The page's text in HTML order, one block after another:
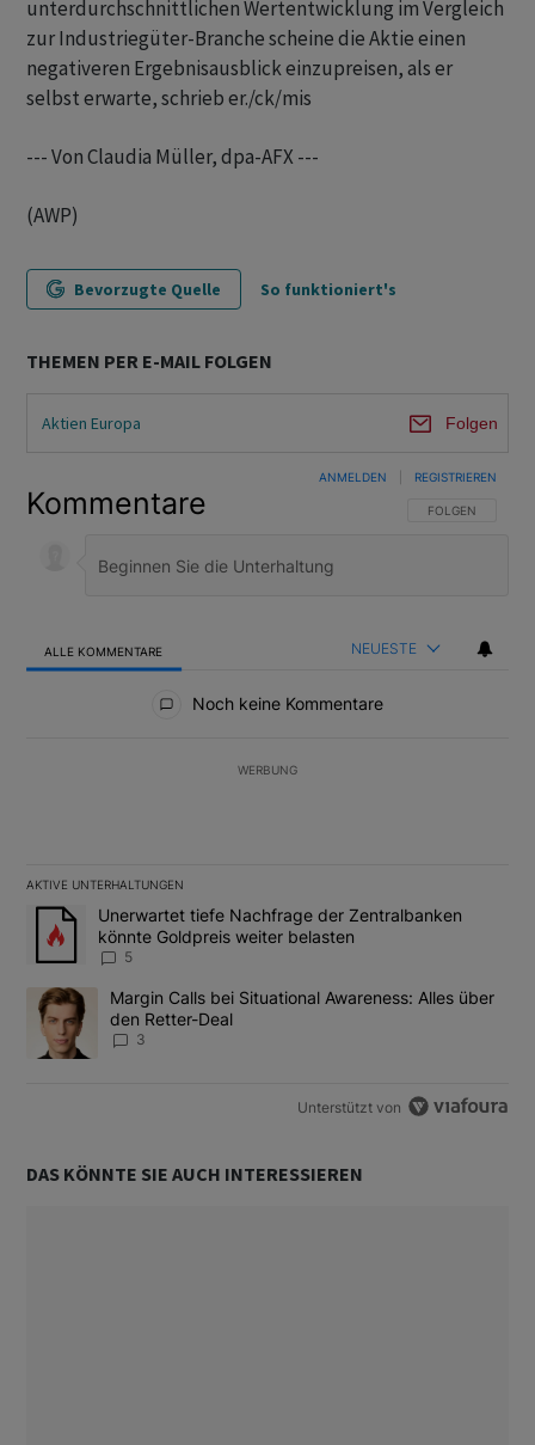
unterdurchschnittlichen Wertentwicklung im Vergleich
zur Industriegüter-Branche scheine die Aktie einen
negativeren Ergebnisausblick einzupreisen, als er
selbst erwarte, schrieb er./ck/mis
--- Von Claudia Müller, dpa-AFX ---
(AWP)
Bevorzugte Quelle So funktioniert's
THEMEN PER E-MAIL FOLGEN
Aktien Europa Folgen
Kommentare FOLGE DIESER
FOLGEN
ANMELDEN REGISTRIEREN
ALLE KOMMENTARE NEUESTE
Noch keine Kommentare
WERBUNG
AKTIVE UNTERHALTUNGEN
Das Folgende ist eine Liste der am meisten kommentierten
Ein Trendartikel mit dem Titel "Unerwartet tiefe Nachfrage der
Unerwartet tiefe Nachfrage der Zentralbanken
könnte Goldpreis weiter belasten
5
Ein Trendartikel mit dem Titel "Margin Calls bei Situational
Margin Calls bei Situational Awareness: Alles über
den Retter-Deal
3
Unterstützt von
DAS KÖNNTE SIE AUCH INTERESSIEREN